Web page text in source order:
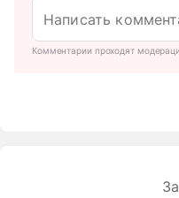
Комментарии проходят